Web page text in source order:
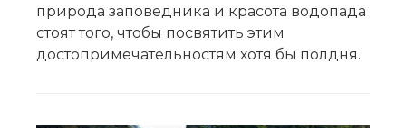
природа заповедника и красота водопада
стоят того, чтобы посвятить этим
достопримечательностям хотя бы полдня.